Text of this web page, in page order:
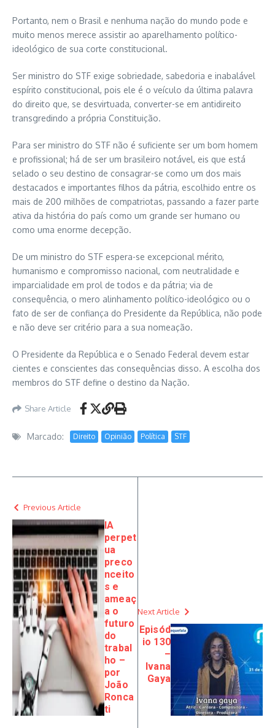
Portanto, nem o Brasil e nenhuma nação do mundo pode e
muito menos merece assistir ao aparelhamento político-
ideológico de sua corte constitucional.
Ser ministro do STF exige sobriedade, sabedoria e inabalável
espírito constitucional, pois ele é o veículo da última palavra
do direito que, se desvirtuada, converter-se em antidireito
transgredindo a própria Constituição.
Para ser ministro do STF não é suficiente ser um bom homem
e profissional; há de ser um brasileiro notável, eis que está
selado o seu destino de consagrar-se como um dos mais
destacados e importantes filhos da pátria, escolhido entre os
mais de 200 milhões de compatriotas, passando a fazer parte
ativa da história do país como um grande ser humano ou
como uma enorme decepção.
De um ministro do STF espera-se excepcional mérito,
humanismo e compromisso nacional, com neutralidade e
imparcialidade em prol de todos e da pátria; via de
consequência, o mero alinhamento político-ideológico ou o
fato de ser de confiança do Presidente da República, não pode
e não deve ser critério para a sua nomeação.
O Presidente da República e o Senado Federal devem estar
cientes e conscientes das consequências disso. A escolha dos
membros do STF define o destino da Nação.
Share Article
Marcado: Direito Opinião Política STF
Previous Article
IA
perpet
ua
preco
nceito
s e
ameaç
a o
futuro
do
trabal
ho –
por
João
Ronca
ti
Next Article
Episód
io 130
–
Ivana
Gaya